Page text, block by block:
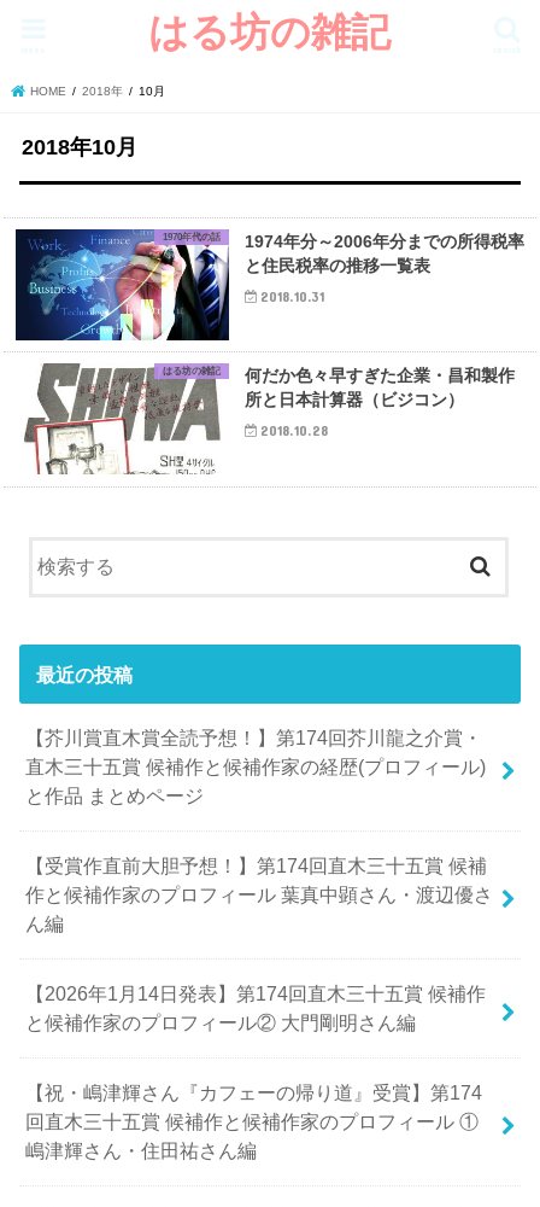
はる坊の雑記
HOME 2018年 10月
2018年10月
1970年代の話
1974年分～2006年分までの所得税率
と住民税率の推移一覧表
2018.10.31
はる坊の雑記
何だか色々早すぎた企業・昌和製作
所と日本計算器（ビジコン）
2018.10.28
最近の投稿
【芥川賞直木賞全読予想！】第174回芥川龍之介賞・
直木三十五賞 候補作と候補作家の経歴(プロフィール)
と作品 まとめページ
【受賞作直前大胆予想！】第174回直木三十五賞 候補
作と候補作家のプロフィール 葉真中顕さん・渡辺優さ
ん編
【2026年1月14日発表】第174回直木三十五賞 候補作
と候補作家のプロフィール② 大門剛明さん編
【祝・嶋津輝さん『カフェーの帰り道』受賞】第174
回直木三十五賞 候補作と候補作家のプロフィール ①
嶋津輝さん・住田祐さん編